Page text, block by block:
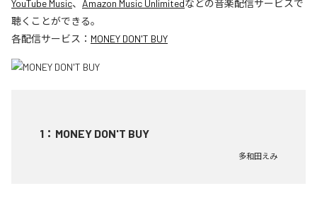
YouTube Music、 Amazon Music Unlimitedなどの音楽配信サービスで
聴くことができる。
各配信サービス： MONEY DON'T BUY
1 ： MONEY DON'T BUY
多和田えみ